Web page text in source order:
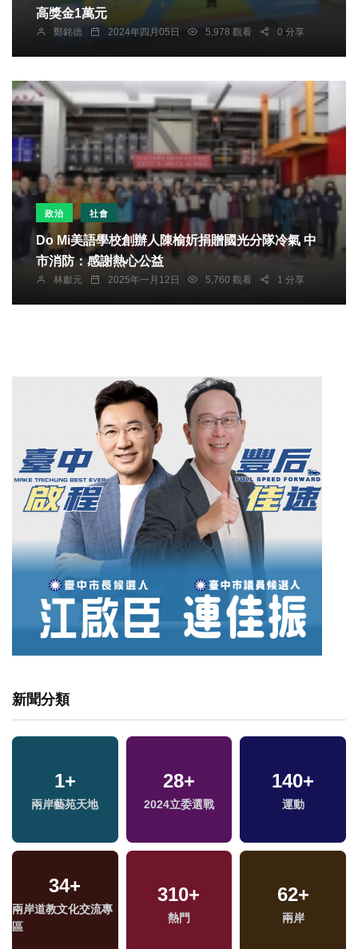
高獎金1萬元
鄭銘德 2024年四月05日 5,978 觀看 0 分享
政治 社會
Do Mi美語學校創辦人陳榆妡捐贈國光分隊冷氣 中
市消防：感謝熱心公益
林獻元 2025年一月12日 5,760 觀看 1 分享
新聞分類
1+
兩岸藝苑天地
28+
2024立委選戰
140+
運動
34+
兩岸道教文化交流專
區
310+
熱門
62+
兩岸
9+
演唱會
578+
綜合
14+
評論
19+
司法放大鏡
4+
兩岸佛教文化交流專
509+
健康及醫療